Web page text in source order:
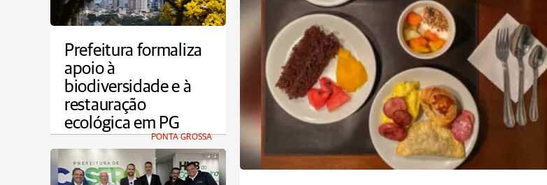
Prefeitura formaliza
apoio à
biodiversidade e à
restauração
ecológica em PG
PONTA GROSSA